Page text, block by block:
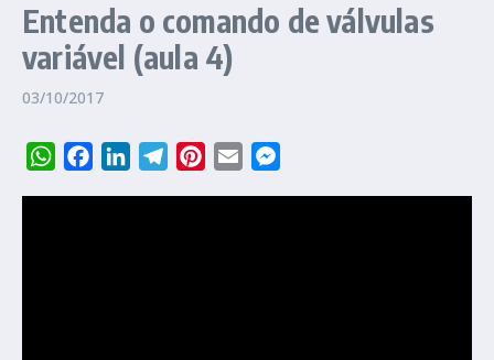
Entenda o comando de válvulas
variável (aula 4)
03/10/2017
WhatsAppFacebookLinkedInTelegramPinterest
Email